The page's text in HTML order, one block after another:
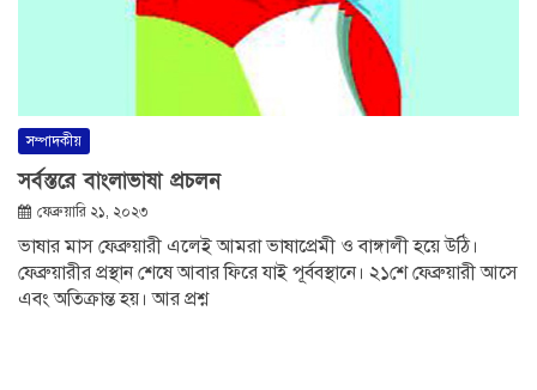
সম্পাদকীয়
সর্বস্তরে বাংলাভাষা প্রচলন
ফেব্রুয়ারি ২১, ২০২৩
ভাষার মাস ফেব্রুয়ারী এলেই আমরা ভাষাপ্রেমী ও বাঙ্গালী হয়ে উঠি।
ফেব্রুয়ারীর প্রস্থান শেষে আবার ফিরে যাই পূর্ববস্থানে। ২১শে ফেব্রুয়ারী আসে
এবং অতিক্রান্ত হয়। আর প্রশ্ন